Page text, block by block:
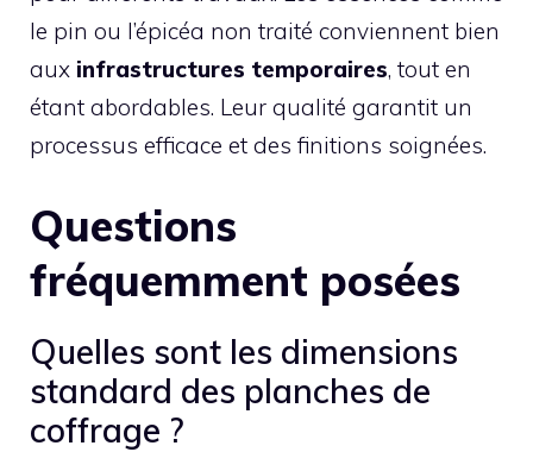
le pin ou l’épicéa non traité conviennent bien
aux infrastructures temporaires, tout en
étant abordables. Leur qualité garantit un
processus efficace et des finitions soignées.
Questions
fréquemment posées
Quelles sont les dimensions
standard des planches de
coffrage ?